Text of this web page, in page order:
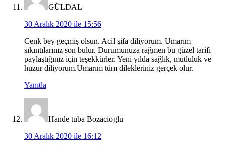
GÜLDAL
30 Aralık 2020 ile 15:56
Cenk bey geçmiş olsun. Acil şifa diliyorum. Umarım
sıkıntılarınız son bulur. Durumunuza rağmen bu güzel tarifi
paylaştığınız için teşekkürler. Yeni yılda sağlık, mutluluk ve
huzur diliyorum.Umarım tüm dilekleriniz gerçek olur.
Yanıtla
Hande tuba Bozacioglu
30 Aralık 2020 ile 16:12